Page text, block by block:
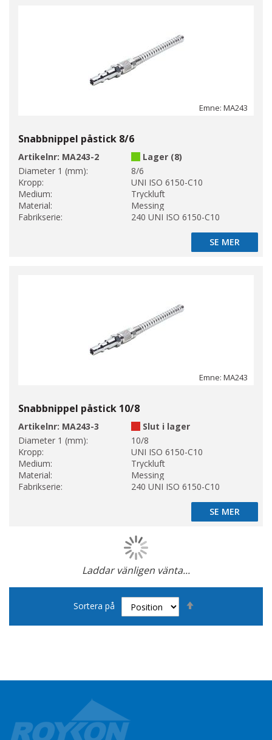
Emne: MA243
Snabbnippel påstick 8/6
Artikelnr: MA243-2
Lager (8)
Diameter 1 (mm):
8/6
Kropp:
UNI ISO 6150-C10
Medium:
Tryckluft
Material:
Messing
Fabrikserie:
240 UNI ISO 6150-C10
SE MER
SE MER
Emne: MA243
Snabbnippel påstick 10/8
Artikelnr: MA243-3
Slut i lager
Diameter 1 (mm):
10/8
Kropp:
UNI ISO 6150-C10
Medium:
Tryckluft
Material:
Messing
Fabrikserie:
240 UNI ISO 6150-C10
SE MER
SE MER
Laddar vänligen vänta...
Page
Sortera på